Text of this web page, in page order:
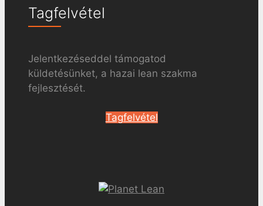
Tagfelvétel
Jelentkezéseddel támogatod
küldetésünket, a hazai lean szakma
fejlesztését.
Tagfelvétel